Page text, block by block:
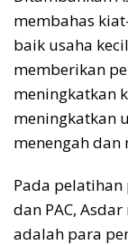
membahas
baik usaha
memberikan
meningkatkan
meningkatkan
menengah dan
Pada pelatihan
dan PAC,
adalah para